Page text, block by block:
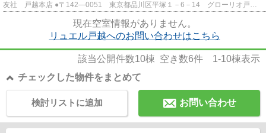
友社 戸越本店 ●〒142―0051 東京都品川区平塚１－6－14 グローリオ戸越
現在空室情報がありません。
リュエル戸越へのお問い合わせはこちら
該当公開件数10棟 空き数6件 1-10棟表示
チェックした物件をまとめて
お問い合わせ
検討リストに追加